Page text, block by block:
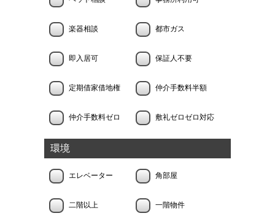
楽器相談 都市ガス
即入居可 保証人不要
定期借家借地権 仲介手数料半額
仲介手数料ゼロ 敷礼ゼロゼロ対応
環境
エレベーター 角部屋
二階以上 一階物件